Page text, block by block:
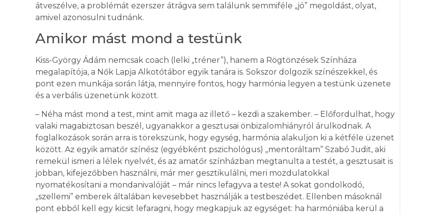
átveszélve, a problémát ezerszer átrágva sem találunk semmiféle „jó” megoldást, olyat,
amivel azonosulni tudnánk.
Amikor mást mond a testünk
Kiss-György Ádám nemcsak coach (lelki „tréner”), hanem a Rögtönzések Színháza
megalapítója, a Nők Lapja Alkotótábor egyik tanára is. Sokszor dolgozik színészekkel, és
pont ezen munkája során látja, mennyire fontos, hogy harmónia legyen a testünk üzenete
és a verbális üzenetünk között.
– Néha mást mond a test, mint amit maga az illető – kezdi a szakember. – Előfordulhat, hogy
valaki magabiztosan beszél, ugyanakkor a gesztusai önbizalomhiányról árulkodnak. A
foglalkozások során arra is törekszünk, hogy egység, harmónia alakuljon ki a kétféle üzenet
között. Az egyik amatőr színész (egyébként pszichológus) „mentoráltam” Szabó Judit, aki
remekül ismeri a lélek nyelvét, és az amatőr színházban megtanulta a testét, a gesztusait is
jobban, kifejezőbben használni, már mer gesztikulálni, meri mozdulatokkal
nyomatékosítani a mondanivalóját – már nincs lefagyva a teste! A sokat gondolkodó,
„szellemi” emberek általában kevesebbet használják a testbeszédet. Ellenben másoknál
pont ebből kell egy kicsit lefaragni, hogy megkapjuk az egységet: ha harmóniába kerül a